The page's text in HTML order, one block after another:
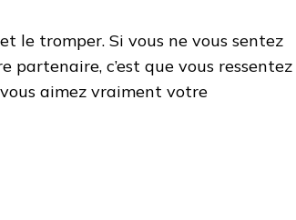
le tromper. Si vous ne vous sentez
partenaire, c’est que vous ressentez
aimez vraiment votre